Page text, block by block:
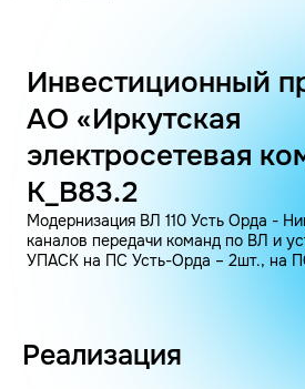
Инвестиционный
АО «Иркутская
электросетевая
K_В83.2
Модернизация ВЛ 110 Усть Орда -
каналов передачи команд по ВЛ и
УПАСК на ПС Усть-Орда – 2шт., на
Реализация